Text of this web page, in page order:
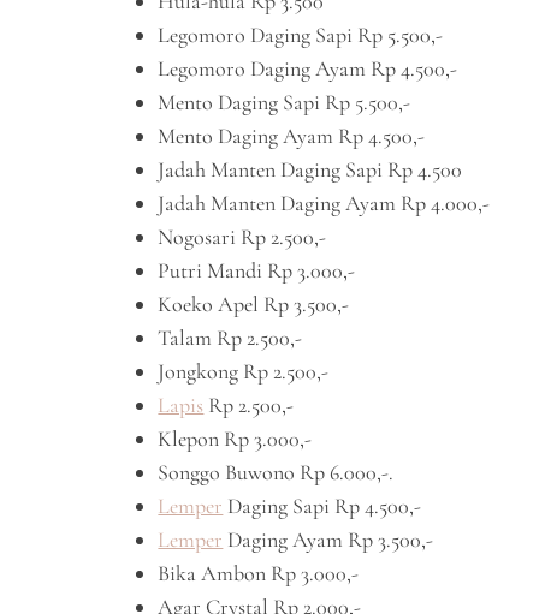
Legomoro Daging Sapi Rp 5.500,-
Legomoro Daging Ayam Rp 4.500,-
Mento Daging Sapi Rp 5.500,-
Mento Daging Ayam Rp 4.500,-
Jadah Manten Daging Sapi Rp 4.500
Jadah Manten Daging Ayam Rp 4.000,-
Nogosari Rp 2.500,-
Putri Mandi Rp 3.000,-
Koeko Apel Rp 3.500,-
Talam Rp 2.500,-
Jongkong Rp 2.500,-
Lapis Rp 2.500,-
Klepon Rp 3.000,-
Songgo Buwono Rp 6.000,-.
Lemper Daging Sapi Rp 4.500,-
Lemper Daging Ayam Rp 3.500,-
Bika Ambon Rp 3.000,-
Agar Crystal Rp 2.000,-